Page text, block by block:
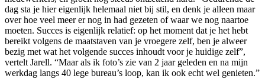
dag sta je hier eigenlijk helemaal niet bij stil, en denk je alleen maar
over hoe veel meer er nog in had gezeten of waar we nog naartoe
moeten. Succes is eigenlijk relatief: op het moment dat je het hebt
bereikt volgens de maatstaven van je vroegere zelf, ben je alweer
bezig met wat het volgende succes inhoudt voor je huidige zelf”,
vertelt Jarell. “Maar als ik foto’s zie van 2 jaar geleden en na mijn
werkdag langs 40 lege bureau’s loop, kan ik ook echt wel genieten.”